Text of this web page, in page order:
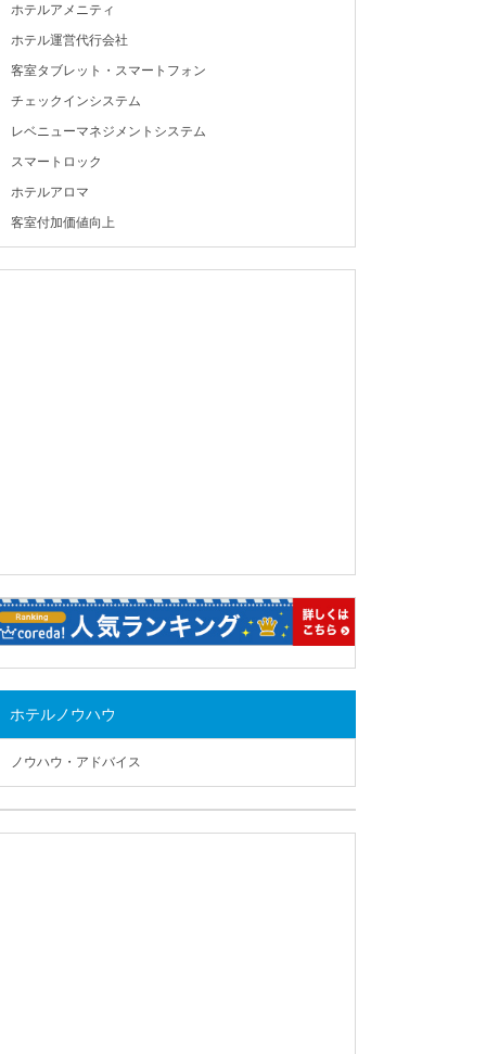
ホテルアメニティ
ホテル運営代行会社
客室タブレット・スマートフォン
チェックインシステム
レベニューマネジメントシステム
スマートロック
ホテルアロマ
客室付加価値向上
ホテルノウハウ
ノウハウ・アドバイス